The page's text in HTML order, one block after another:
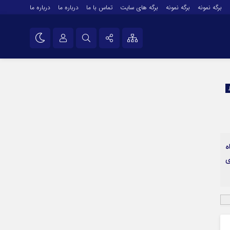
برگه نمونه برگه نمونه برگه های سایت تماس با ما درباره ما درباره ما